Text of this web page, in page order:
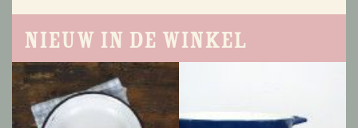
Nieuw in de winkel